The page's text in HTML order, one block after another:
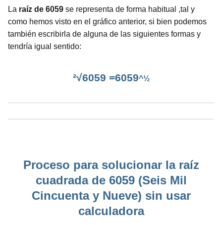
La raíz de 6059 se representa de forma habitual ,tal y
como hemos visto en el gráfico anterior, si bien podemos
también escribirla de alguna de las siguientes formas y
tendría igual sentido:
²√6059 =6059^½
Proceso para solucionar la raíz
cuadrada de 6059 (Seis Mil
Cincuenta y Nueve) sin usar
calculadora